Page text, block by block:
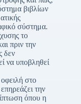
βιβλίων
σύστημα.
το
πριν την
δεν
να υποβληθεί
στο
την
όπου η